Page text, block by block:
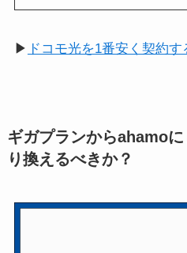
▶ ドコモ光を1番安く契約
ギガプランからahamo
り換えるべきか？